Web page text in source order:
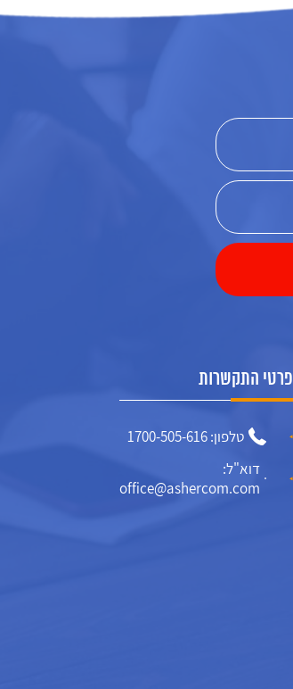
פרטי התקשרות
טלפון: 1700-505-616
דוא"ל:
office@ashercom.com